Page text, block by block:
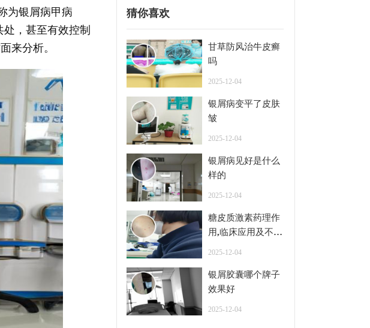
为银屑病甲病
，甚至有效控制
来分析。
猜你喜欢
甘草防风治牛皮癣
吗
2025-12-04
银屑病变平了皮肤
皱
2025-12-04
银屑病见好是什么
样的
2025-12-04
糖皮质激素药理作
用,临床应用及不良
2025-12-04
银屑胶囊哪个牌子
效果好
2025-12-04